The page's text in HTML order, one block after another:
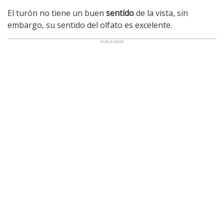
El turón no tiene un buen sentidode la vista, sin
embargo, su sentido del olfato es excelente.